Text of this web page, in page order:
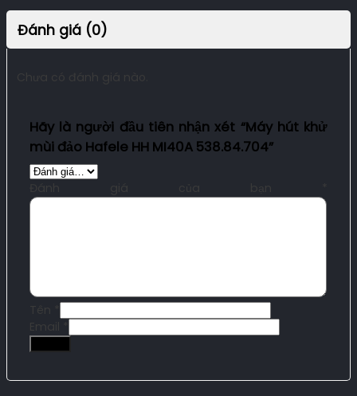
Đánh giá (0)
Chưa có đánh giá nào.
Hãy là người đầu tiên nhận xét “Máy hút khử
mùi đảo Hafele HH MI40A 538.84.704”
Đánh giá của bạn
Tên